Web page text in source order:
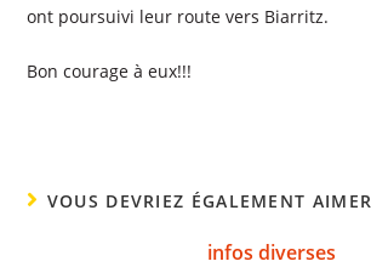
ont poursuivi leur route vers Biarritz.
Bon courage à eux!!!
VOUS DEVRIEZ ÉGALEMENT AIMER
infos diverses